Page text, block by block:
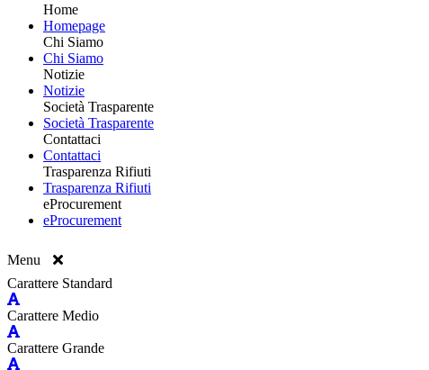
Home
Homepage
Chi Siamo
Chi Siamo
Notizie
Notizie
Società Trasparente
Società Trasparente
Contattaci
Contattaci
Trasparenza Rifiuti
Trasparenza Rifiuti
eProcurement
eProcurement
Menu
Carattere Standard
Carattere Medio
Carattere Grande